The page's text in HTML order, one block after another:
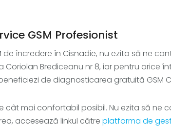
GSM Profesionist
încredere în Cisnadie, nu ezita să ne
Coriolan Brediceanu nr 8, iar pentru orice
de diagnosticarea gratuită GSM
cât mai confortabil posibil. Nu ezita să ne
accesează linkul către platforma de